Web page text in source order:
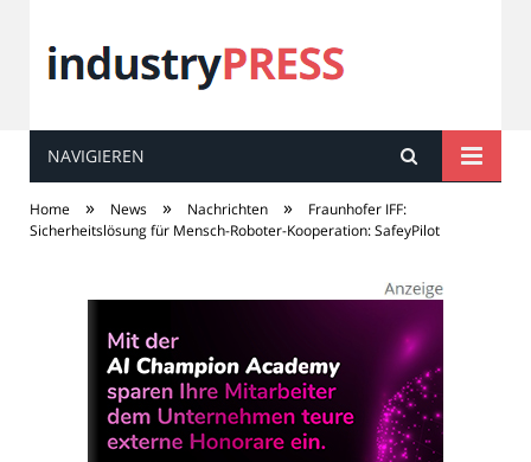
industryPRESS
NAVIGIEREN
Home » News » Nachrichten »
Fraunhofer IFF:
Sicherheitslösung für Mensch-Roboter-Kooperation: SafeyPilot